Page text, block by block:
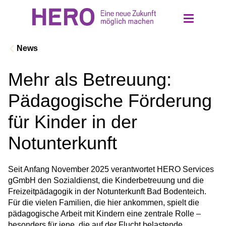
Über uns
Einrichtungen
Ethik und Werte
Jobs
Kontakt
News
Mehr als Betreuung:
Pädagogische Förderung
für Kinder in der
Notunterkunft
Seit Anfang November 2025 verantwortet HERO Services
gGmbH den Sozialdienst, die Kinderbetreuung und die
Freizeitpädagogik in der Notunterkunft Bad Bodenteich.
Für die vielen Familien, die hier ankommen, spielt die
pädagogische Arbeit mit Kindern eine zentrale Rolle –